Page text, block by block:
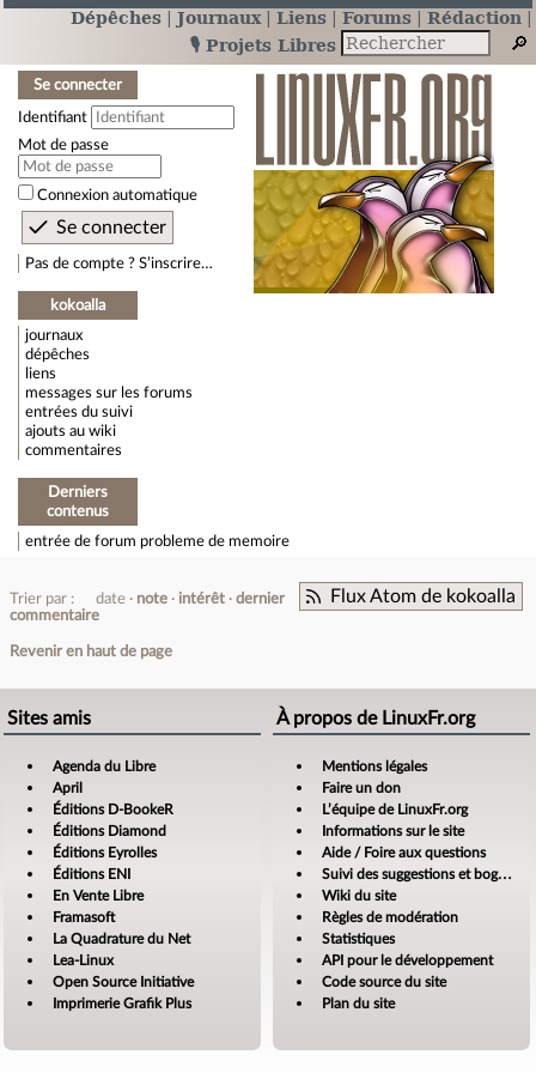
Dépêches Journaux Liens Forums
Rédaction
🎙️ Projets Libres
Se connecter
Identifiant
Mot de passe
Connexion automatique
Pas de compte ? S’inscrire…
kokoalla
journaux
dépêches
liens
messages sur les forums
entrées du suivi
ajouts au wiki
commentaires
Derniers
contenus
entrée de forum probleme de memoire
Flux Atom de kokoalla
Trier par : date note intérêt
dernier
commentaire
Revenir en haut de page
Sites amis
Agenda du Libre
April
Éditions D-BookeR
Éditions Diamond
Éditions Eyrolles
Éditions ENI
En Vente Libre
Framasoft
La Quadrature du Net
Lea-Linux
Open Source Initiative
Imprimerie Grafik Plus
À propos de LinuxFr.org
Mentions légales
Faire un don
L’équipe de LinuxFr.org
Informations sur le site
Aide / Foire aux questions
Suivi des suggestions et bogues
Wiki du site
Règles de modération
Statistiques
API pour le développement
Code source du site
Plan du site